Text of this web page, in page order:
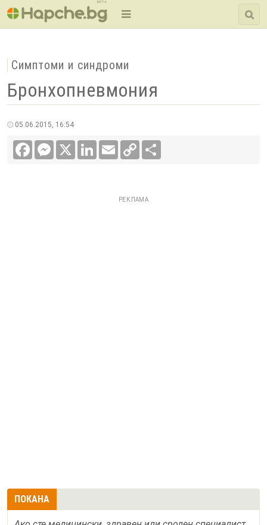
BETA
Симптоми и синдроми
Бронхопневмония
05.06.2015, 16:54
FacebookMessenger LinkedInEmail
Copy
Link
РЕКЛАМА
ПОКАНА